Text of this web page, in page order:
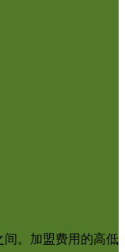
间。加盟费用的高低